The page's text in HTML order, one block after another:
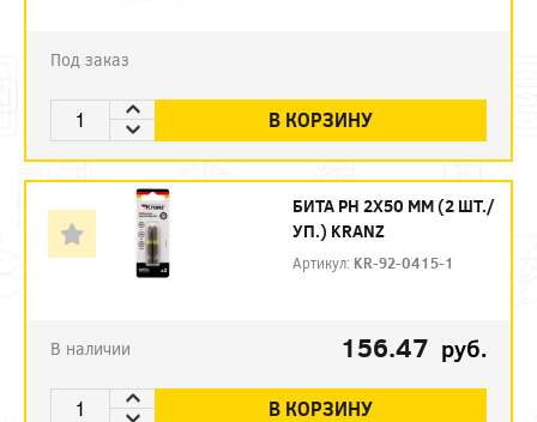
Под заказ
В КОРЗИНУ
БИТА PH 2Х50 ММ (2 ШТ./
УП.) KRANZ
Артикул: KR-92-0415-1
В наличии 156.47 руб.
В КОРЗИНУ